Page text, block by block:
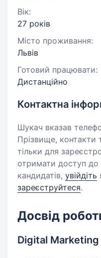
Вік:
27 років
Місто проживання:
Львів
Готовий працювати:
Дистанційно
Контактна
Шукач вказав
Прізвище, контакти
тільки для
отримати доступ
кандидатів, увійдіть
зареєструйтеся.
Досвід
Digital